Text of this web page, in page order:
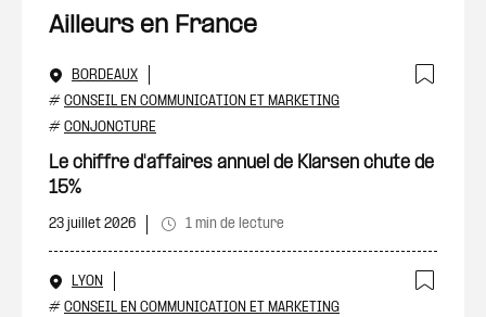
Ailleurs en France
BORDEAUX
# CONSEIL EN COMMUNICATION ET MARKETING
# CONJONCTURE
Le chiffre d'affaires annuel de Klarsen chute de
15%
23 juillet 2026 1 min de lecture
LYON
# CONSEIL EN COMMUNICATION ET MARKETING